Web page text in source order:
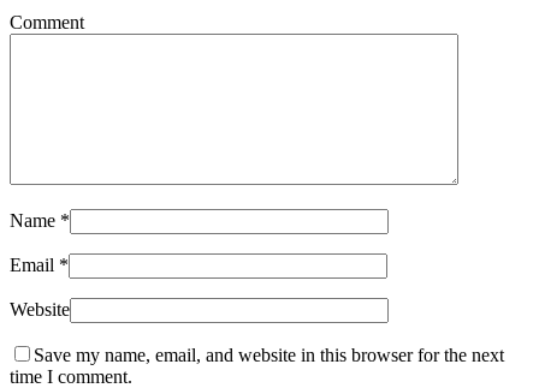
Comment
Name *
Email *
Website
Save my name, email, and website in this browser for the next
time I comment.